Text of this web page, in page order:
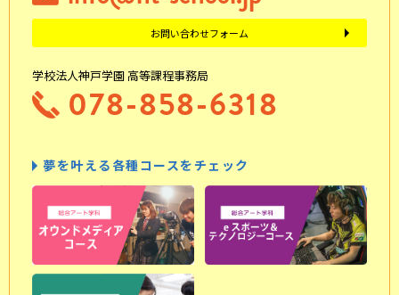
お問い合わせフォーム
学校法人神戸学園 高等課程事務局
078-858-6318
夢を叶える各種コースをチェック